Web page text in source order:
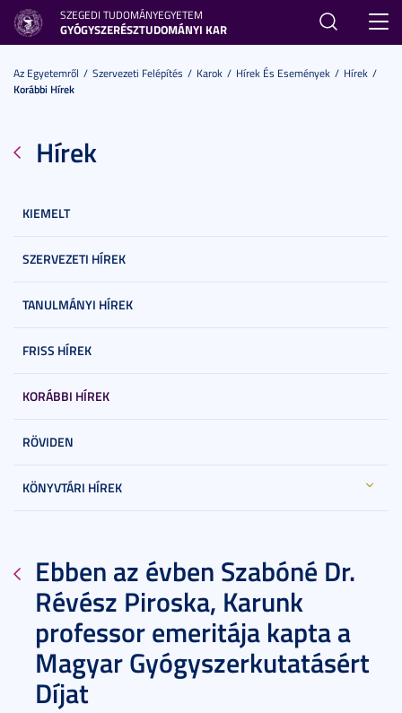
SZEGEDI TUDOMÁNYEGYETEM
GYÓGYSZERÉSZTUDOMÁNYI KAR
Az Egyetemről Szervezeti Felépítés Karok Hírek És Események
Hírek
Korábbi Hírek
Hírek
KIEMELT
SZERVEZETI HÍREK
TANULMÁNYI HÍREK
FRISS HÍREK
KORÁBBI HÍREK
RÖVIDEN
KÖNYVTÁRI HÍREK
Ebben az évben Szabóné Dr.
Révész Piroska, Karunk
professor emeritája kapta a
Magyar Gyógyszerkutatásért
Díjat